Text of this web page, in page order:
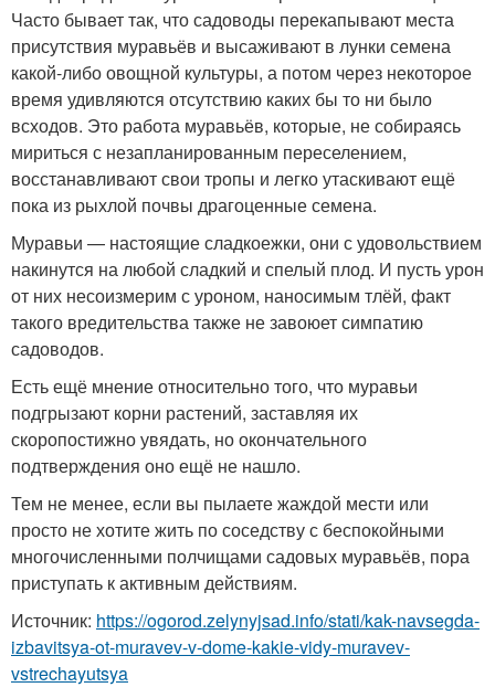
Часто бывает так, что садоводы перекапывают места
присутствия муравьёв и высаживают в лунки семена
какой-либо овощной культуры, а потом через некоторое
время удивляются отсутствию каких бы то ни было
всходов. Это работа муравьёв, которые, не собираясь
мириться с незапланированным переселением,
восстанавливают свои тропы и легко утаскивают ещё
пока из рыхлой почвы драгоценные семена.
Муравьи — настоящие сладкоежки, они с удовольствием
накинутся на любой сладкий и спелый плод. И пусть урон
от них несоизмерим с уроном, наносимым тлёй, факт
такого вредительства также не завоюет симпатию
садоводов.
Есть ещё мнение относительно того, что муравьи
подгрызают корни растений, заставляя их
скоропостижно увядать, но окончательного
подтверждения оно ещё не нашло.
Тем не менее, если вы пылаете жаждой мести или
просто не хотите жить по соседству с беспокойными
многочисленными полчищами садовых муравьёв, пора
приступать к активным действиям.
Источник: https://ogorod.zelynyjsad.info/stati/kak-navsegda-
izbavitsya-ot-muravev-v-dome-kakie-vidy-muravev-
vstrechayutsya